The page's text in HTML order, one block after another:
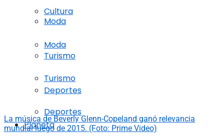
Moda
Turismo
Deportes
Planeta
Cultura
Moda
Turismo
Deportes
La música de Beverly Glenn-Copeland ganó relevancia
mundial luego de 2015. (Foto: Prime Video)